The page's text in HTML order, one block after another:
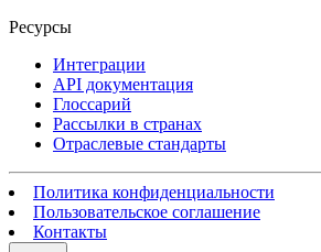
Ресурсы
Интеграции
API документация
Глоссарий
Рассылки в странах
Отраслевые стандарты
Политика конфиденциальности
Пользовательское соглашение
Контакты